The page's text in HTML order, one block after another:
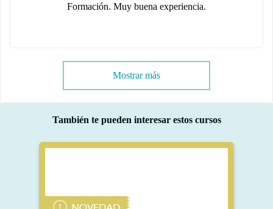
Formación. Muy buena experiencia.
Mostrar más
También te pueden interesar estos cursos